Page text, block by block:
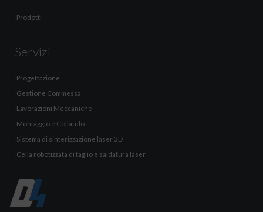
Prodotti
Servizi
Progettazione
Gestione Commessa
Lavorazioni Meccaniche
Montaggio e Collaudo
Sistema di sinterizzazione laser 3D
Cella robotizzata di taglio e saldatura laser